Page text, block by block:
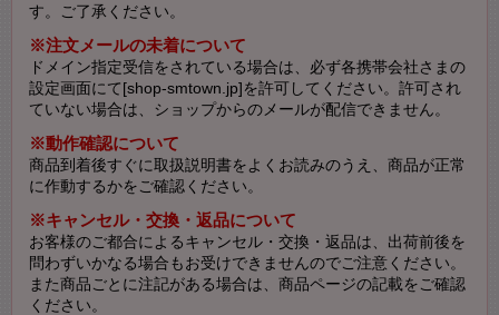
す。ご了承ください。
※注文メールの未着について
ドメイン指定受信をされている場合は、必ず各携帯会社さまの
設定画面にて[shop-smtown.jp]を許可してください。許可され
ていない場合は、ショップからのメールが配信できません。
※動作確認について
商品到着後すぐに取扱説明書をよくお読みのうえ、商品が正常
に作動するかをご確認ください。
※キャンセル・交換・返品について
お客様のご都合によるキャンセル・交換・返品は、出荷前後を
問わずいかなる場合もお受けできませんのでご注意ください。
また商品ごとに注記がある場合は、商品ページの記載をご確認
ください。